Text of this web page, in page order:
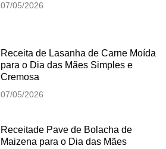
07/05/2026
Receita de Lasanha de Carne Moída
para o Dia das Mães Simples e
Cremosa
07/05/2026
Receitade Pave de Bolacha de
Maizena para o Dia das Mães